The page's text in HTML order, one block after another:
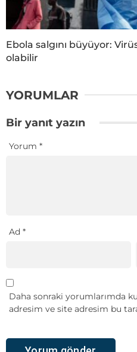
Ebola salgını büyüyor:
olabilir
YORUMLAR
Bir yanıt yazın
Yorum *
Ad *
Daha sonraki yorumlarımda
adresim ve site adresim bu